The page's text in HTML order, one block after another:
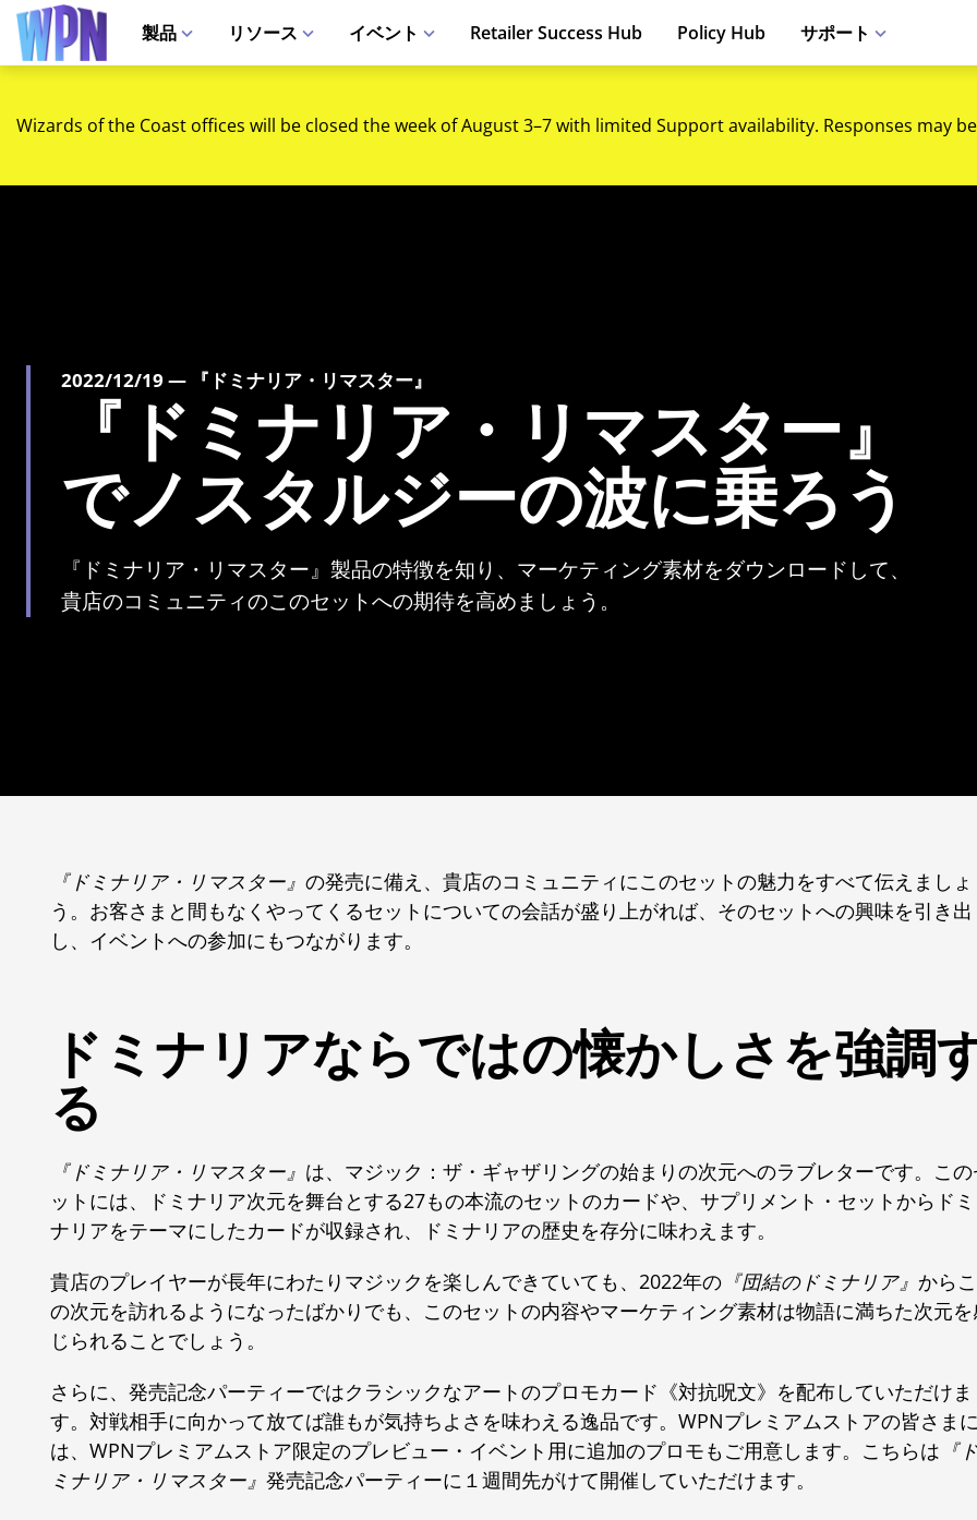
製品 リソース イベント Retailer Success Hub Policy Hub サポート
Wizards of the Coast offices will be closed the week of August 3–7 with limited Support availability. Responses may
2022/12/19 — 『ドミナリア・リマスター』
『ドミナリア・リマスター』
でノスタルジーの波に乗ろう
『ドミナリア・リマスター』製品の特徴を知り、マーケティング素材をダウンロードして、
貴店のコミュニティのこのセットへの期待を高めましょう。
『ドミナリア・リマスター』 の発売に備え、貴店のコミュニティにこのセットの魅力をすべて伝えましょ
う。お客さまと間もなくやってくるセットについての会話が盛り上がれば、そのセットへの興味を引き出
し、イベントへの参加にもつながります。
ドミナリアならではの懐かしさを強調
る
『ドミナリア・リマスター』 は、マジック：ザ・ギャザリングの始まりの次元へのラブレターです。こ
ットには、ドミナリア次元を舞台とする27もの本流のセットのカードや、サプリメント・セットからドミ
ナリアをテーマにしたカードが収録され、ドミナリアの歴史を存分に味わえます。
貴店のプレイヤーが長年にわたりマジックを楽しんできていても、2022年の『団結のドミナリア』 からこ
の次元を訪れるようになったばかりでも、このセットの内容やマーケティング素材は物語に満ちた次元
じられることでしょう。
さらに、発売記念パーティーではクラシックなアートのプロモカード《対抗呪文》を配布していただけま
す。対戦相手に向かって放てば誰もが気持ちよさを味わえる逸品です。WPNプレミアムストアの皆さま
は、WPNプレミアムストア限定のプレビュー・イベント用に追加のプロモもご用意します。こちらは 『
ミナリア・リマスター』 発売記念パーティーに１週間先がけて開催していただけます。